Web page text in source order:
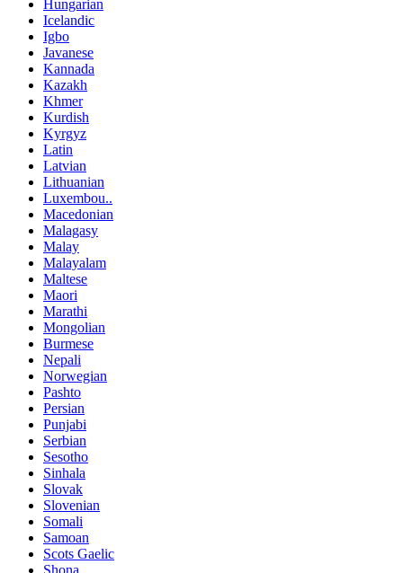
Hungarian
Icelandic
Igbo
Javanese
Kannada
Kazakh
Khmer
Kurdish
Kyrgyz
Latin
Latvian
Lithuanian
Luxembou..
Macedonian
Malagasy
Malay
Malayalam
Maltese
Maori
Marathi
Mongolian
Burmese
Nepali
Norwegian
Pashto
Persian
Punjabi
Serbian
Sesotho
Sinhala
Slovak
Slovenian
Somali
Samoan
Scots Gaelic